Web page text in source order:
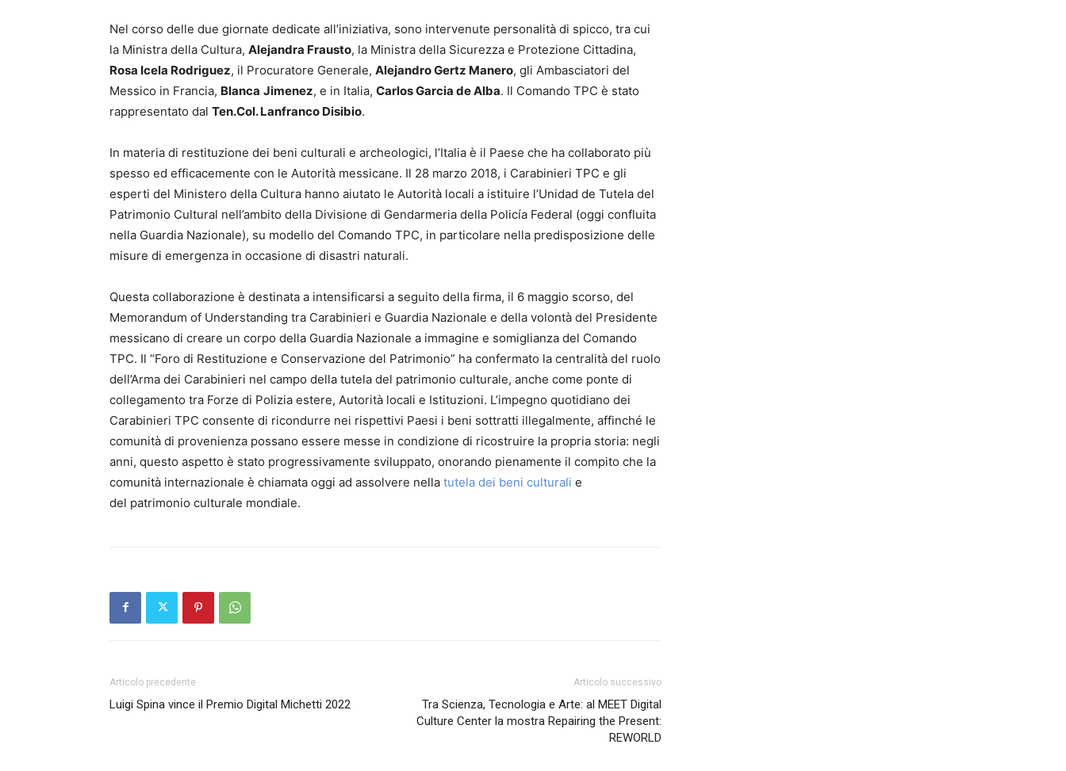
Nel corso delle due giornate dedicate all’iniziativa, sono intervenute personalità di spicco, tra cui
la Ministra della Cultura, Alejandra Frausto, la Ministra della Sicurezza e Protezione Cittadina,
Rosa Icela Rodriguez, il Procuratore Generale, Alejandro Gertz Manero, gli Ambasciatori del
Messico in Francia, Blanca Jimenez, e in Italia, Carlos Garcia de Alba. Il Comando TPC è stato
rappresentato dal Ten.Col. Lanfranco Disibio.
In materia di restituzione dei beni culturali e archeologici, l’Italia è il Paese che ha collaborato più
spesso ed efficacemente con le Autorità messicane. Il 28 marzo 2018, i Carabinieri TPC e gli
esperti del Ministero della Cultura hanno aiutato le Autorità locali a istituire l’Unidad de Tutela del
Patrimonio Cultural nell’ambito della Divisione di Gendarmeria della Policía Federal (oggi confluita
nella Guardia Nazionale), su modello del Comando TPC, in particolare nella predisposizione delle
misure di emergenza in occasione di disastri naturali.
Questa collaborazione è destinata a intensificarsi a seguito della firma, il 6 maggio scorso, del
Memorandum of Understanding tra Carabinieri e Guardia Nazionale e della volontà del Presidente
messicano di creare un corpo della Guardia Nazionale a immagine e somiglianza del Comando
TPC. Il “Foro di Restituzione e Conservazione del Patrimonio” ha confermato la centralità del ruolo
dell’Arma dei Carabinieri nel campo della tutela del patrimonio culturale, anche come ponte di
collegamento tra Forze di Polizia estere, Autorità locali e Istituzioni. L’impegno quotidiano dei
Carabinieri TPC consente di ricondurre nei rispettivi Paesi i beni sottratti illegalmente, affinché le
comunità di provenienza possano essere messe in condizione di ricostruire la propria storia: negli
anni, questo aspetto è stato progressivamente sviluppato, onorando pienamente il compito che la
comunità internazionale è chiamata oggi ad assolvere nella tutela dei beni culturali e
del patrimonio culturale mondiale.
Articolo precedente
Luigi Spina vince il Premio Digital Michetti 2022
Articolo successivo
Tra Scienza, Tecnologia e Arte: al MEET Digital
Culture Center la mostra Repairing the Present:
REWORLD